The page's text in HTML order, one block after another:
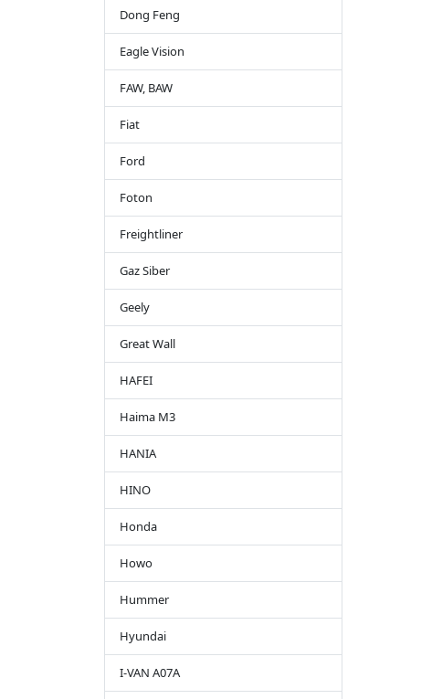
Dong Feng
Eagle Vision
FAW, BAW
Fiat
Ford
Foton
Freightliner
Gaz Siber
Geely
Great Wall
HAFEI
Haima M3
HANIA
HINO
Honda
Howo
Hummer
Hyundai
I-VAN A07A